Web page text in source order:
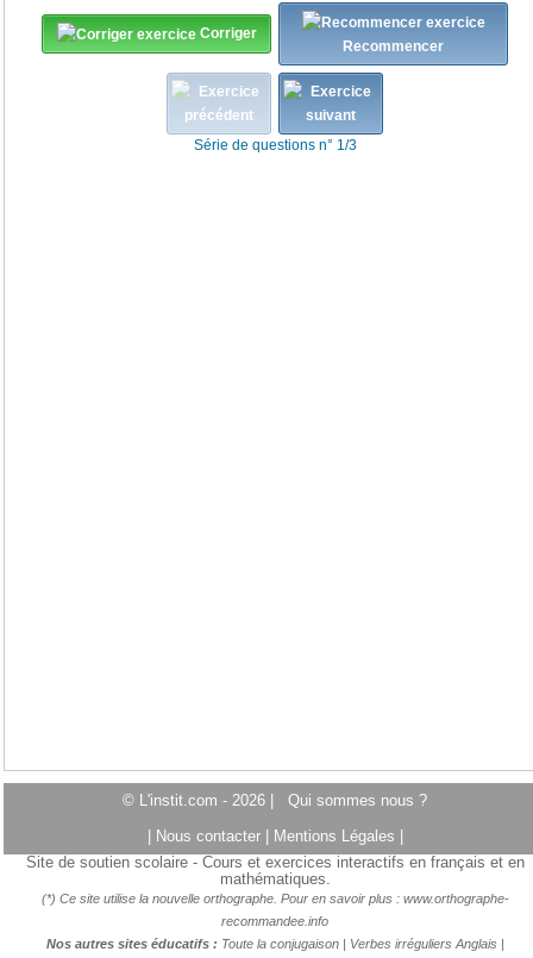
Corriger
Recommencer
Série de questions n° 1/3
© L'instit.com - 2026 | Qui sommes nous ?
Nous contacter Mentions Légales
Site de soutien scolaire - Cours et exercices interactifs en français et en
mathématiques.
(*) Ce site utilise la nouvelle orthographe. Pour en savoir plus : www.orthographe-
recommandee.info
Nos autres sites éducatifs : Toute la conjugaison| Verbes irréguliers Anglais |